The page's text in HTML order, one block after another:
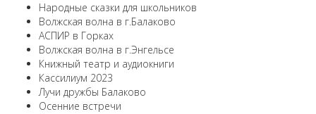
Народные сказки для школьников
Волжская волна в г.Балаково
АСПИР в Горках
Волжская волна в г.Энгельсе
Книжный театр и аудиокниги
Кассилиум 2023
Лучи дружбы Балаково
Осенние встречи